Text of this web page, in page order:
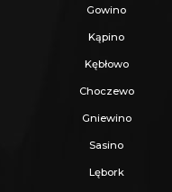
Gowino
Kąpino
Kębłowo
Choczewo
Gniewino
Sasino
Lębork